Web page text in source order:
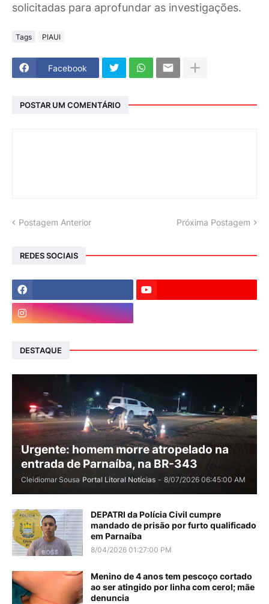
solicitadas para aprofundar as investigações.
Tags PIAUI
Facebook
POSTAR UM COMENTÁRIO
Postagem Anterior Próxima Postagem
REDES SOCIAIS
DESTAQUE
Urgente: homem morre atropelado na
entrada de Parnaíba, na BR-343
Cleidiomar Sousa Portal Litoral Notícias - 8/07/2026 06:45:00 AM
DEPATRI da Polícia Civil cumpre
mandado de prisão por furto qualificado
em Parnaíba
8/04/2026 01:27:00 PM
Menino de 4 anos tem pescoço cortado
ao ser atingido por linha com cerol; mãe
denuncia